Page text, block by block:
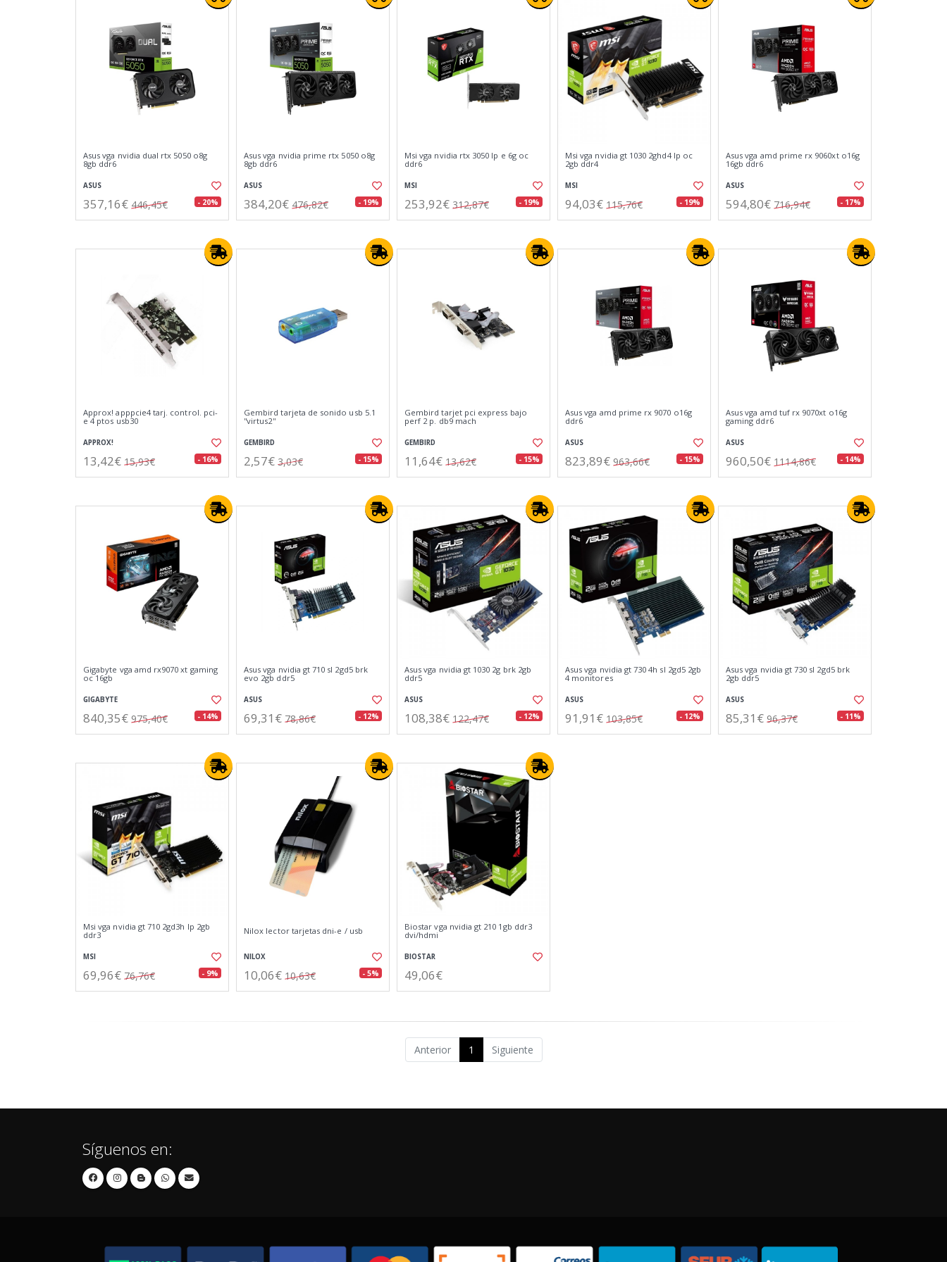
Asus vga nvidia dual rtx 5050 o8g
8gb ddr6
ASUS
357,16€ 446,45€ - 20%
Asus vga nvidia prime rtx 5050 o8g
8gb ddr6
ASUS
384,20€ 476,82€ - 19%
Msi vga nvidia rtx 3050 lp e 6g oc
ddr6
MSI
253,92€ 312,87€ - 19%
Msi vga nvidia gt 1030 2ghd4 lp oc
2gb ddr4
MSI
94,03€ 115,76€ - 19%
Asus vga amd prime rx 9060xt o16g
16gb ddr6
ASUS
594,80€ 716,94€ - 17%
Approx! apppcie4 tarj. control. pci-
e 4 ptos usb30
APPROX!
13,42€ 15,93€ - 16%
Gembird tarjeta de sonido usb 5.1
''virtus2''
GEMBIRD
2,57€ 3,03€ - 15%
Gembird tarjet pci express bajo
perf 2 p. db9 mach
GEMBIRD
11,64€ 13,62€ - 15%
Asus vga amd prime rx 9070 o16g
ddr6
ASUS
823,89€ 963,66€ - 15%
Asus vga amd tuf rx 9070xt o16g
gaming ddr6
ASUS
960,50€ 1114,86€ - 14%
Gigabyte vga amd rx9070 xt gaming
oc 16gb
GIGABYTE
840,35€ 975,40€ - 14%
Asus vga nvidia gt 710 sl 2gd5 brk
evo 2gb ddr5
ASUS
69,31€ 78,86€ - 12%
Asus vga nvidia gt 1030 2g brk 2gb
ddr5
ASUS
108,38€ 122,47€ - 12%
Asus vga nvidia gt 730 4h sl 2gd5 2gb
4 monitores
ASUS
91,91€ 103,85€ - 12%
Asus vga nvidia gt 730 sl 2gd5 brk
2gb ddr5
ASUS
85,31€ 96,37€ - 11%
Msi vga nvidia gt 710 2gd3h lp 2gb
ddr3
MSI
69,96€ 76,76€ - 9%
Nilox lector tarjetas dni-e / usb
NILOX
10,06€ 10,63€ - 5%
Biostar vga nvidia gt 210 1gb ddr3
dvi/hdmi
BIOSTAR
49,06€
Anterior 1 Siguiente
Síguenos en: